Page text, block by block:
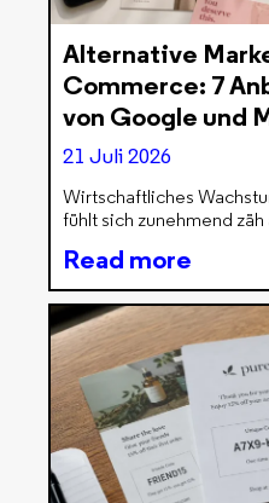
Alternative
Commerce: 7
von Google und
21 Juli 2026
Wirtschaftliches
fühlt sich zunehmend zäh
Read more